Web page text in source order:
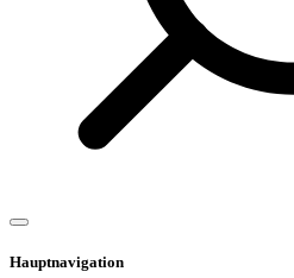
Hauptnavigation